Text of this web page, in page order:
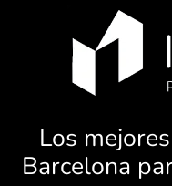
Los
Barcelona